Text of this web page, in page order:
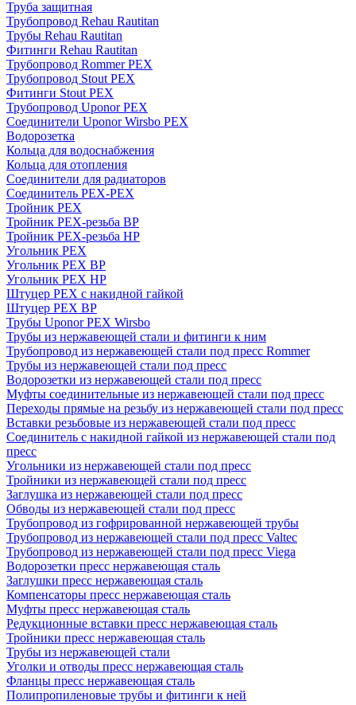
Труба защитная
Трубопровод Rehau Rautitan
Трубы Rehau Rautitan
Фитинги Rehau Rautitan
Трубопровод Rommer PEX
Трубопровод Stout PEX
Фитинги Stout PEX
Трубопровод Uponor PEX
Соединители Uponor Wirsbo PEX
Водорозетка
Кольца для водоснабжения
Кольца для отопления
Соединители для радиаторов
Соединитель PEX-PEX
Тройник PEX
Тройник PEX-резьба ВР
Тройник PEX-резьба НР
Угольник PEX
Угольник PEX ВР
Угольник PEX НР
Штуцер PEX c накидной гайкой
Штуцер PEX ВР
Трубы Uponor PEX Wirsbo
Трубы из нержавеющей стали и фитинги к ним
Трубопровод из нержавеющей стали под пресс Rommer
Трубы из нержавеющей стали под пресс
Водорозетки из нержавеющей стали под пресс
Муфты соединительные из нержавеющей стали под пресс
Переходы прямые на резьбу из нержавеющей стали под пресс
Вставки резьбовые из нержавеющей стали под пресс
Соединитель с накидной гайкой из нержавеющей стали под
пресс
Угольники из нержавеющей стали под пресс
Тройники из нержавеющей стали под пресс
Заглушка из нержавеющей стали под пресс
Обводы из нержавеющей стали под пресс
Трубопровод из гофрированной нержавеющей трубы
Трубопровод из нержавеющей стали под пресс Valtec
Трубопровод из нержавеющей стали под пресс Viega
Водорозетки пресс нержавеющая сталь
Заглушки пресс нержавеющая сталь
Компенсаторы пресс нержавеющая сталь
Муфты пресс нержавеющая сталь
Редукционные вставки пресс нержавеющая сталь
Тройники пресс нержавеющая сталь
Трубы из нержавеющей стали
Уголки и отводы пресс нержавеющая сталь
Фланцы пресс нержавеющая сталь
Полипропиленовые трубы и фитинги к ней